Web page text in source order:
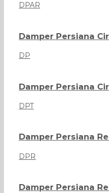
DPAR
Damper Persiana
DP
Damper Persiana
DPT
Damper Persiana
DPR
Damper Persiana